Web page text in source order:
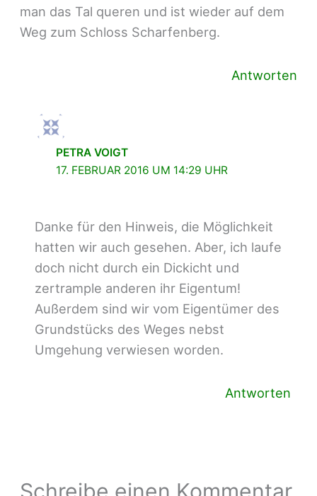
man das Tal queren und ist wieder auf dem
Weg zum Schloss Scharfenberg.
Antworten
PETRA VOIGT
17. FEBRUAR 2016 UM 14:29 UHR
Danke für den Hinweis, die Möglichkeit
hatten wir auch gesehen. Aber, ich laufe
doch nicht durch ein Dickicht und
zertrample anderen ihr Eigentum!
Außerdem sind wir vom Eigentümer des
Grundstücks des Weges nebst
Umgehung verwiesen worden.
Antworten